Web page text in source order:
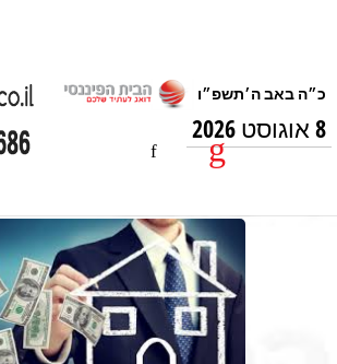
8 אוגוסט 2026